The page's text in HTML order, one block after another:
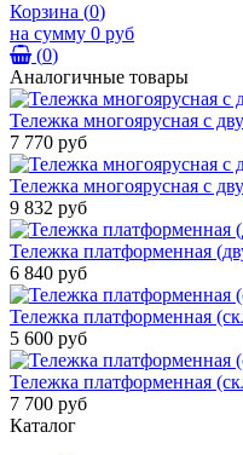
Корзина (0)
на сумму 0 руб
(0)
Аналогичные товары
Тележка многоярусная с
7 770 руб
Тележка многоярусная с
9 832 руб
Тележка платформенная
6 840 руб
Тележка платформенная
5 600 руб
Тележка платформенная
7 700 руб
Каталог